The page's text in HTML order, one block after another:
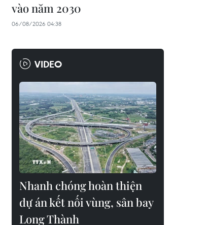
vào năm 2030
06/08/2026 04:38
VIDEO
Nhanh chóng hoàn thiện
dự án kết nối vùng, sân bay
Long Thành